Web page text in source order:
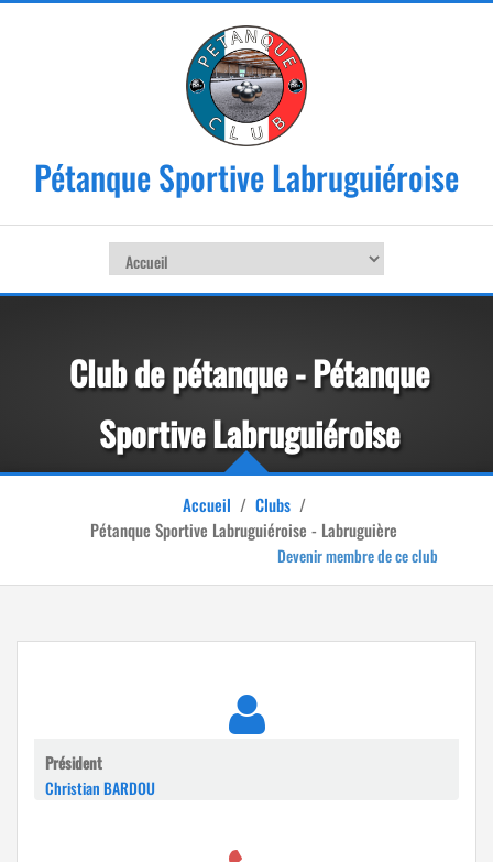
Pétanque Sportive Labruguiéroise
Club de pétanque - Pétanque
Sportive Labruguiéroise
Accueil / Clubs /
Pétanque Sportive Labruguiéroise - Labruguière
Devenir membre de ce club
Président
Christian BARDOU